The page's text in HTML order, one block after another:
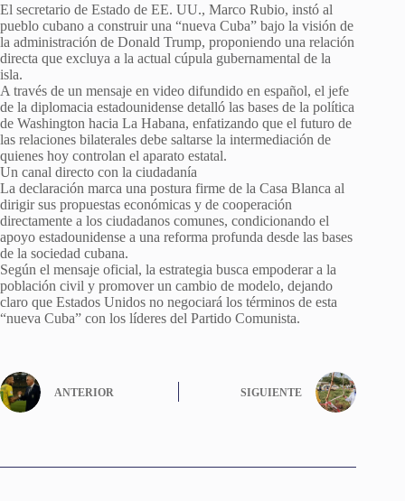
El secretario de Estado de EE. UU., Marco Rubio, instó al
pueblo cubano a construir una “nueva Cuba” bajo la visión de
la administración de Donald Trump, proponiendo una relación
directa que excluya a la actual cúpula gubernamental de la
isla.
A través de un mensaje en video difundido en español, el jefe
de la diplomacia estadounidense detalló las bases de la política
de Washington hacia La Habana, enfatizando que el futuro de
las relaciones bilaterales debe saltarse la intermediación de
quienes hoy controlan el aparato estatal.
Un canal directo con la ciudadanía
La declaración marca una postura firme de la Casa Blanca al
dirigir sus propuestas económicas y de cooperación
directamente a los ciudadanos comunes, condicionando el
apoyo estadounidense a una reforma profunda desde las bases
de la sociedad cubana.
Según el mensaje oficial, la estrategia busca empoderar a la
población civil y promover un cambio de modelo, dejando
claro que Estados Unidos no negociará los términos de esta
“nueva Cuba” con los líderes del Partido Comunista.
ANTERIOR SIGUIENTE